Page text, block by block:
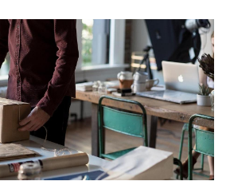
au
dossier